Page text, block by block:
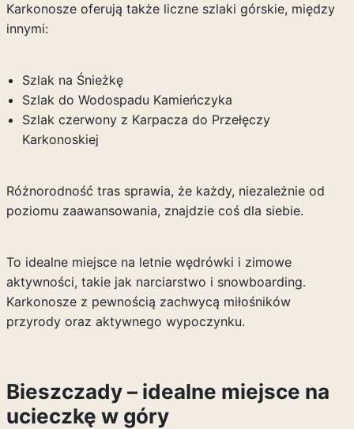
Karkonosze oferują także liczne szlaki górskie, między
innymi:
Szlak na Śnieżkę
Szlak do Wodospadu Kamieńczyka
Szlak czerwony z Karpacza do Przełęczy
Karkonoskiej
Różnorodność tras sprawia, że każdy, niezależnie od
poziomu zaawansowania, znajdzie coś dla siebie.
To idealne miejsce na letnie wędrówki i zimowe
aktywności, takie jak narciarstwo i snowboarding.
Karkonosze z pewnością zachwycą miłośników
przyrody oraz aktywnego wypoczynku.
Bieszczady – idealne miejsce na
ucieczkę w góry